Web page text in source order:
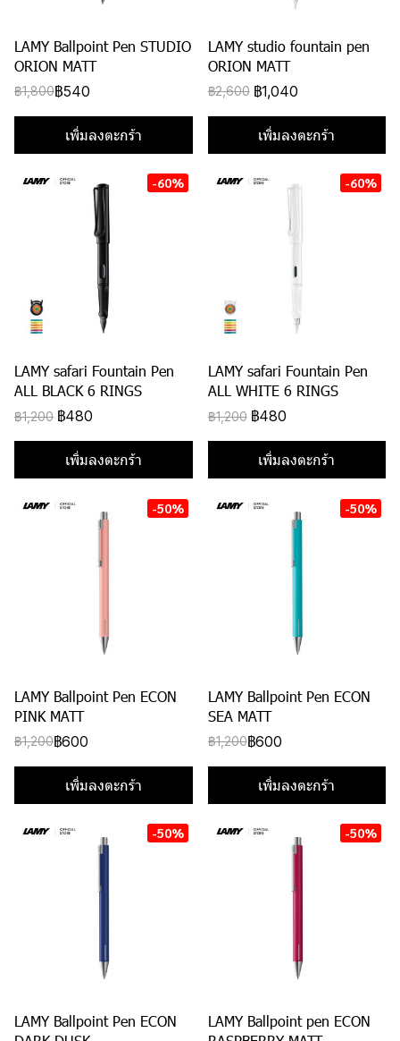
LAMY Ballpoint Pen STUDIO
ORION MATT
฿1,800฿540
เพิ่มลงตะกร้า
LAMY studio fountain pen
ORION MATT
฿2,600 ฿1,040
เพิ่มลงตะกร้า
-60%
LAMY safari Fountain Pen
ALL BLACK 6 RINGS
฿1,200 ฿480
เพิ่มลงตะกร้า
-60%
LAMY safari Fountain Pen
ALL WHITE 6 RINGS
฿1,200 ฿480
เพิ่มลงตะกร้า
-50%
LAMY Ballpoint Pen ECON
PINK MATT
฿1,200฿600
เพิ่มลงตะกร้า
-50%
LAMY Ballpoint Pen ECON
SEA MATT
฿1,200฿600
เพิ่มลงตะกร้า
-50%
LAMY Ballpoint Pen ECON
-50%
LAMY Ballpoint pen ECON